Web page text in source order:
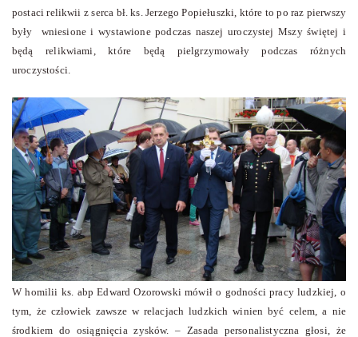
postaci relikwii z serca bł. ks. Jerzego Popiełuszki, które to po raz pierwszy
były wniesione i wystawione podczas naszej uroczystej Mszy świętej i
będą relikwiami, które będą pielgrzymowały podczas różnych
uroczystości.
W homilii ks. abp Edward Ozorowski mówił o godności pracy ludzkiej, o
tym, że człowiek zawsze w relacjach ludzkich winien być celem, a nie
środkiem do osiągnięcia zysków. – Zasada personalistyczna głosi, że